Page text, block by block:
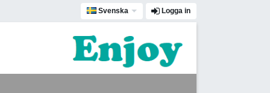
Svenska Logga in